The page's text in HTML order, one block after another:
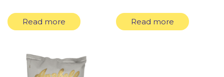
Read more Read more